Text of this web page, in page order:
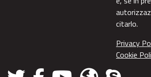
citarlo.
Privacy
Cookie